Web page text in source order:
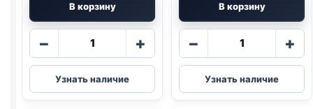
В корзину
−
Количество
AlphaPet
влаж.
(КОТЯТА,
+
Узнать наличие
В корзину
−
Количество
Blitz
(КОТЯТА,
ИНДЕЙКА,
+
Узнать наличие